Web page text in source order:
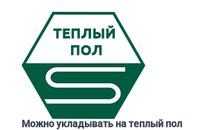
Можно укладывать на теплый пол